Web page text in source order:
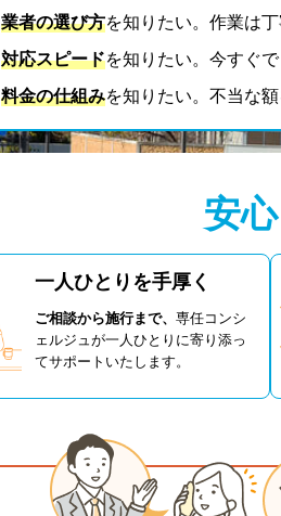
業者の選び方を知りたい。作業は
対応スピードを知りたい。今すぐ
料金の仕組みを知りたい。不当な
安心
一人ひとりを手厚く
ご相談から施行まで、 専任コンシ
ェルジュが一人ひとりに寄り添っ
てサポートいたします。